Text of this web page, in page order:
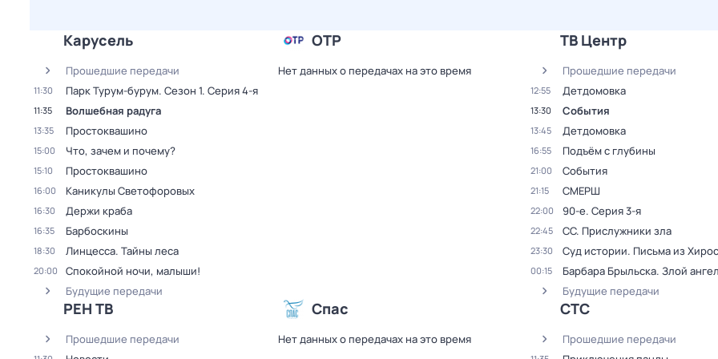
Карусель
Прошедшие передачи
11:30 Парк Турум-бурум. Сезон 1. Серия 4-я
11:35 Волшебная радуга
13:35 Простоквашино
15:00 Что, зачем и почему?
15:10 Простоквашино
16:00 Каникулы Светофоровых
16:30 Держи краба
16:35 Барбоскины
18:30 Линцесса. Тайны леса
20:00
Спокойной ночи, малыши!
Будущие передачи
ОТР
Нет данных о передачах на это время
ТВ Центр
Прошедшие передачи
12:55 Детдомовка
13:30 События
13:45 Детдомовка
16:55 Подъём с глубины
21:00 События
21:15 СМЕРШ
22:00 90-е. Серия 3-я
22:45 СС. Прислужники зла
23:30 Суд истории. Письма из
00:15
Барбара Брыльска. Злой ангел
Будущие передачи
РЕН ТВ
Прошедшие передачи
Спас
Нет данных о передачах на это время
СТС
Прошедшие передачи